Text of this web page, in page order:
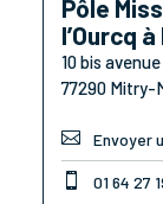
Pôle
l’Ourcq
10 bis
77290 Mitry-
 Envoyer
 01 64 27